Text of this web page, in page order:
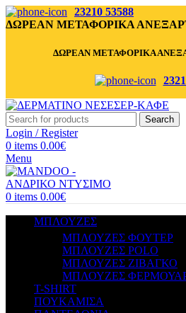
23210 53588
ΔΩΡΕΑΝ ΜΕΤΑΦΟΡΙΚΑ
ΔΩΡΕΑΝ ΜΕΤΑΦΟΡΙΚΑ
Search
Login / Register
0 items 0.00€
Menu
0 items 0.00€
ΜΠΛΟΥΖΕΣ
ΜΠΛΟΥΖΕΣ ΦΟΥΤΕΡ
ΜΠΛΟΥΖΕΣ POLO
ΜΠΛΟΥΖΕΣ ΖΙΒΑΓΚΟ
ΜΠΛΟΥΖΕΣ
T-SHIRT
ΠΟΥΚΑΜΙΣΑ